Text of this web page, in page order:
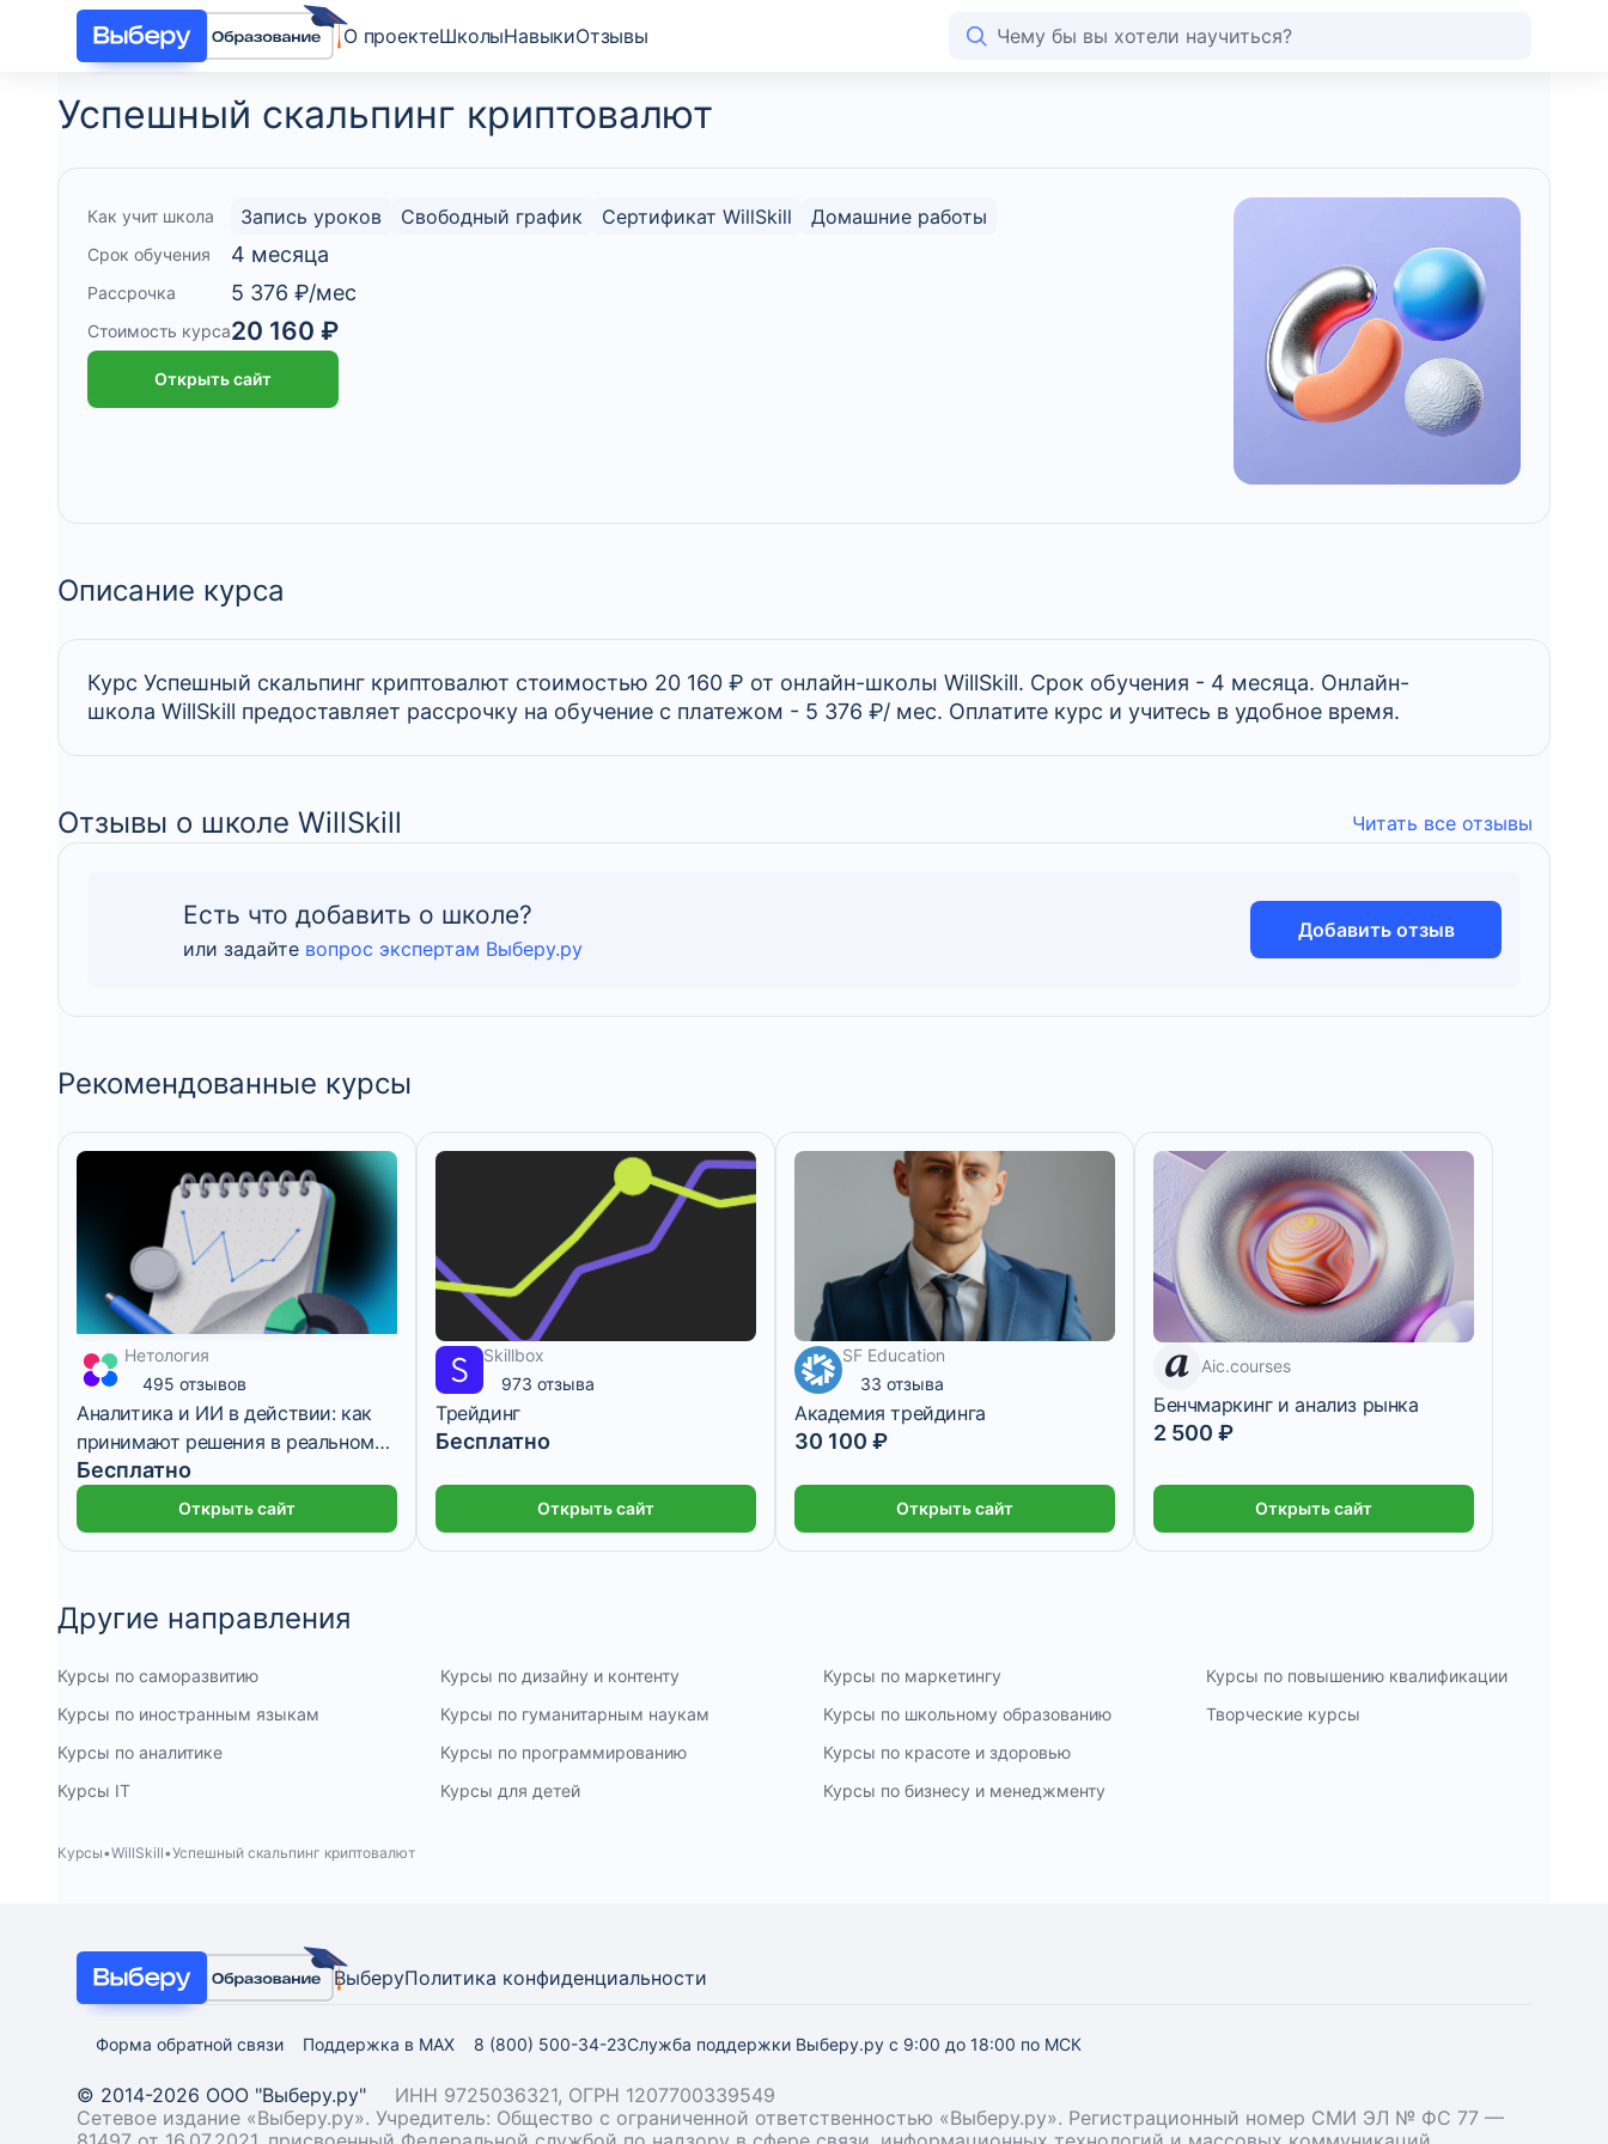
О проектеШколыНавыкиОтзывы
Успешный скальпинг криптовалют
Как учит школа Запись уроков Свободный график Сертификат WillSkill Домашние работы
Срок обучения 4 месяца
Рассрочка 5 376 ₽/мес
Стоимость курса20 160 ₽
Открыть сайт
Описание курса
Курс Успешный скальпинг криптовалют стоимостью 20 160 ₽ от онлайн-школы WillSkill. Срок обучения - 4 месяца. Онлайн-
школа WillSkill предоставляет рассрочку на обучение с платежом - 5 376 ₽/ мес. Оплатите курс и учитесь в удобное время.
Отзывы о школе WillSkill Читать все отзывы
Есть что добавить о школе?
или задайте вопрос экспертам Выберу.ру
Добавить отзыв
Рекомендованные курсы
1 месяцНетология
495 отзывов
Аналитика и ИИ в действии: как
принимают решения в реальном
бизнесе
Бесплатно
Открыть сайт
3 месяцаSkillbox
973 отзыва
Трейдинг
Бесплатно
Открыть сайт
2 508 ₽/мес 1 месяц
SF Education
33 отзыва
Академия трейдинга
30 100 ₽
Открыть сайт
7 днейAic.courses
Бенчмаркинг и анализ рынка
2 500 ₽
Открыть сайт
Другие направления
Курсы по саморазвитию
Курсы по иностранным языкам
Курсы по аналитике
Курсы IT
Курсы по дизайну и контенту
Курсы по гуманитарным наукам
Курсы по программированию
Курсы для детей
Курсы по маркетингу
Курсы по школьному образованию
Курсы по красоте и здоровью
Курсы по бизнесу и менеджменту
Курсы по повышению квалификации
Творческие курсы
Курсы WillSkill Успешный скальпинг криптовалют
ВыберуПолитика конфиденциальности
Форма обратной связи Поддержка в MAX 8 (800) 500-34-23Служба поддержки Выберу.ру с 9:00 до 18:00 по МСК
© 2014-2026 ООО "Выберу.ру"
ИНН 9725036321, ОГРН 1207700339549
Сетевое издание «Выберу.ру». Учредитель: Общество с ограниченной ответственностью «Выберу.ру». Регистрационный номер СМИ ЭЛ № ФС 77 —